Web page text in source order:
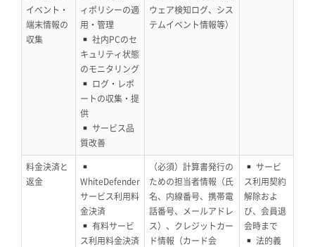
イベント・
端末情報の
収集
ィポリシーの適
用・管理
社内PCのセ
キュリティ状態
のモニタリング
ログ・レポ
ートの収集・提
供
サービス品
質改善
ウェア検知ログ、シス
テムイベント情報等）
料金決済と
返金
WhiteDefender
サービス利用料
金決済
有料サービ
ス利用料金決済
（必須）計算書発行の
ための担当者情報（氏
名、内線番号、携帯電
話番号、メールアドレ
ス）、クレジットカー
ド情報（カード会
サービ
ス利用契約
解除およ
び、会員退
会時まで
法的義